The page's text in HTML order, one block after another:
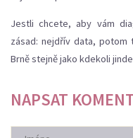
Jestli chcete, aby vám
zásad: nejdřív data, potom
Brně stejně jako kdekoli
NAPSAT